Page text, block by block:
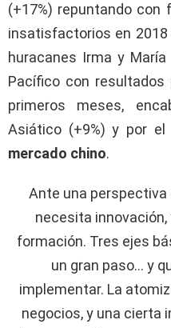
(+17%) repuntando
insatisfactorios en
huracanes Irma y
Pacífico con
primeros meses,
Asiático (+9%) y por el
mercado chino.
Ante una
necesita
formación. Tres ejes
un gran paso… y
implementar. La
negocios, y una cierta